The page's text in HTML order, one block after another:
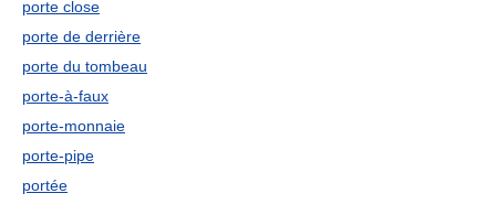
porte close
porte de derrière
porte du tombeau
porte-à-faux
porte-monnaie
porte-pipe
portée